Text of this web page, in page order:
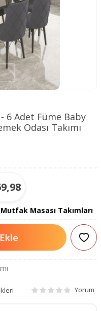
6 Adet Füme Baby
Odası Takımı
Mutfak Masası Takımları
Yorum